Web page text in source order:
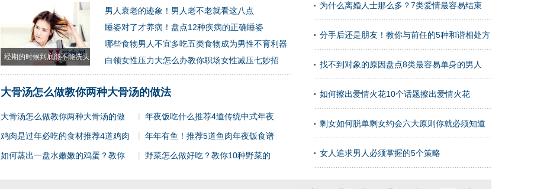
经期的时候到底能不能洗头
经
男人衰老的迹象！男人老不老就看这八点
睡姿对了才养病！盘点12种疾病的正确睡姿
哪些食物男人不宜多吃五类食物成为男性不育利器
白领女性压力大怎么办教你职场女性减压七妙招
大骨汤怎么做教你两种大骨汤的做法
大骨汤怎么做教你两种大骨汤的做 | 年夜饭吃什么推荐4道传统中式年夜
鸡肉是过年必吃的食材推荐4道鸡肉 | 年年有鱼！推荐5道鱼肉年夜饭食谱
如何蒸出一盘水嫩嫩的鸡蛋？教你 | 野菜怎么做好吃？教你10种野菜的
为什么离婚人士那么多？7类爱情最容易结束
分手后还是朋友！教你与前任的5种和谐相处方
法找不到对象的原因盘点8类最容易单身的男人
如何擦出爱情火花10个话题擦出爱情火花
剩女如何脱单剩女约会六大原则你就必须知道
女人追求男人必须掌握的5个策略